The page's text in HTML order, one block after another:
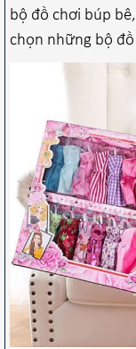
bộ đồ chơi búp
chọn những bộ